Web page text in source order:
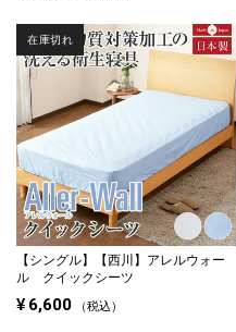
【シングル】
【西川】アレルウォー
ル クイックシーツ
¥ 6,600 税込
在庫切れ